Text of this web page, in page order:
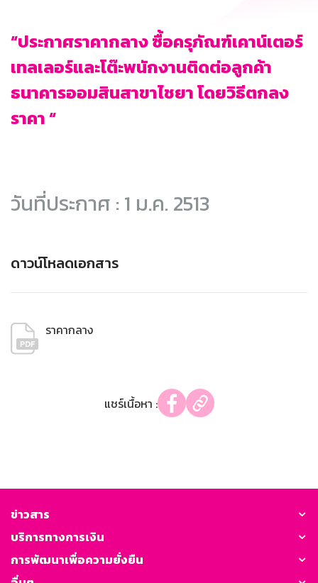
“ประกาศราคากลาง ซื้อครุภัณฑ์เคาน์เตอร์
เทลเลอร์และโต๊ะพนักงานติดต่อลูกค้า
ธนาคารออมสินสาขาไชยา โดยวิธีตกลง
ราคา “
วันที่ประกาศ : 1 ม.ค. 2513
ดาวน์โหลดเอกสาร
ราคากลาง
แชร์เนื้อหา :
ข่าวสาร
บริการทางการเงิน
การพัฒนาเพื่อความยั่งยืน